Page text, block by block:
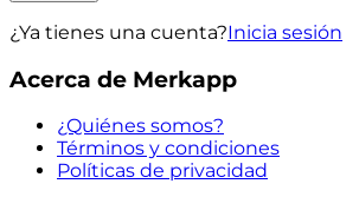
¿Ya tienes una cuenta?Inicia sesión
Acerca de Merkapp
¿Quiénes somos?
Términos y condiciones
Políticas de privacidad